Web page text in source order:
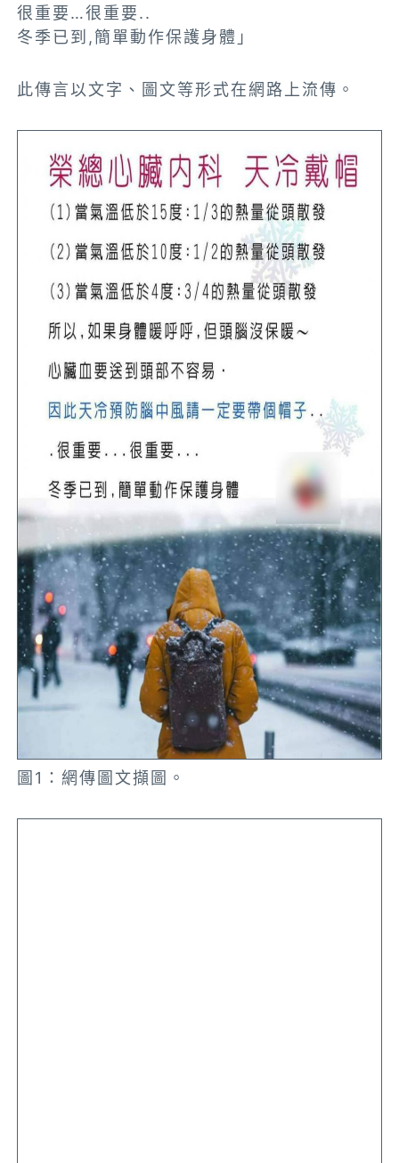
很重要…很重要..
冬季已到,簡單動作保護身體」
此傳言以文字、圖文等形式在網路上流傳。
圖1：網傳圖文擷圖。